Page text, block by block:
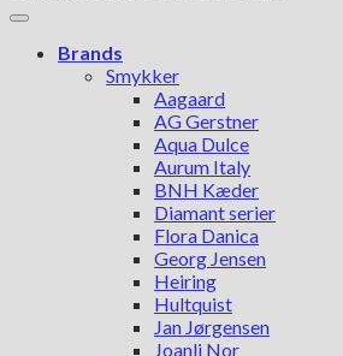
Brands
Smykker
Aagaard
AG Gerstner
Aqua Dulce
Aurum Italy
BNH Kæder
Diamant serier
Flora Danica
Georg Jensen
Heiring
Hultquist
Jan Jørgensen
Joanli Nor